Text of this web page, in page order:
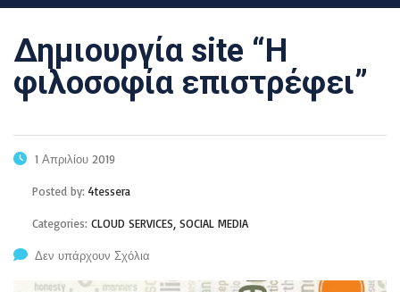
Δημιουργία site “Η
φιλοσοφία επιστρέφει”
1 Απριλίου 2019
Posted by: 4tessera
Categories: CLOUD SERVICES, SOCIAL MEDIA
Δεν υπάρχουν Σχόλια